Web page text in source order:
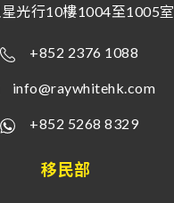
光行10樓1004至1005室
+852 2376 1088
info@raywhitehk.com
+852 5268 8329
移民部